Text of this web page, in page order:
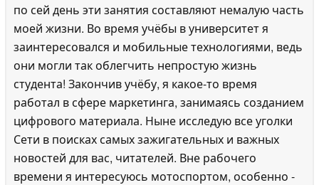
по сей день эти занятия составляют немалую часть
моей жизни. Во время учёбы в университет я
заинтересовался и мобильные технологиями, ведь
они могли так облегчить непростую жизнь
студента! Закончив учёбу, я какое-то время
работал в сфере маркетинга, занимаясь созданием
цифрового материала. Ныне исследую все уголки
Сети в поисках самых зажигательных и важных
новостей для вас, читателей. Вне рабочего
времени я интересуюсь мотоспортом, особенно -